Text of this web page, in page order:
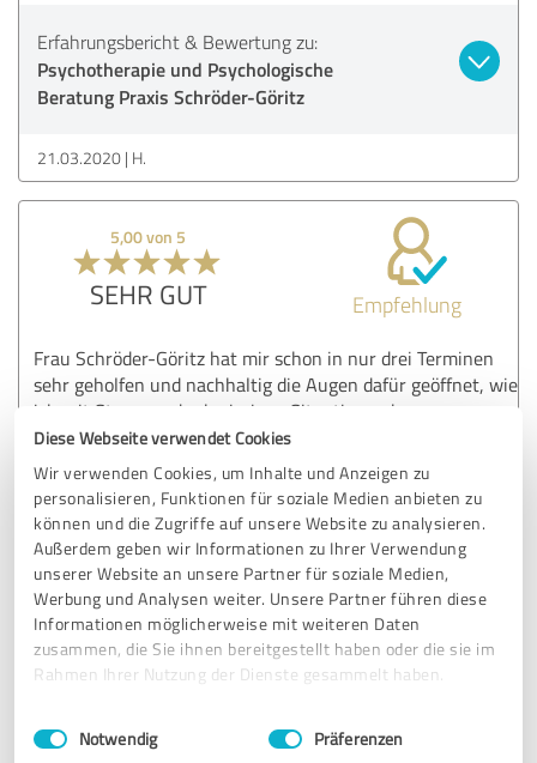
Diese Webseite verwendet Cookies
Wir verwenden Cookies, um Inhalte und Anzeigen zu
personalisieren, Funktionen für soziale Medien anbieten zu
können und die Zugriffe auf unsere Website zu analysieren.
Außerdem geben wir Informationen zu Ihrer Verwendung
unserer Website an unsere Partner für soziale Medien,
Werbung und Analysen weiter. Unsere Partner führen diese
Informationen möglicherweise mit weiteren Daten
zusammen, die Sie ihnen bereitgestellt haben oder die sie im
Rahmen Ihrer Nutzung der Dienste gesammelt haben.
Impressum Datenschutzbestimmungen
Einwilligungsauswahl
Notwendig Präferenzen
Erfahrungsbericht & Bewertung zu:
Psychotherapie und Psychologische
Beratung Praxis Schröder-Göritz
21.03.2020 H.
5,00 von 5
SEHR GUT Empfehlung
Frau Schröder-Göritz hat mir schon in nur drei Terminen
sehr geholfen und nachhaltig die Augen dafür geöffnet, wie
ich mit Stress und schwierigen Situationen besser
umgehen kann. Ihre herzliche Art führt dazu, dass man
sich bei ihr sofort wohl fühlt und gerne mit ihr spricht. Ich
kann Frau Schröder-Göritz uneingeschränkt
weiterempfehlen. Vielen Dank!
Erfahrungsbericht & Bewertung zu:
Psychotherapie und Psychologische
Beratung Praxis Schröder-Göritz